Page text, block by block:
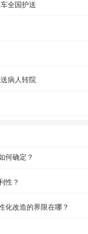
全国护送
病人转院
何确定？
性？
化改造的界限在哪？